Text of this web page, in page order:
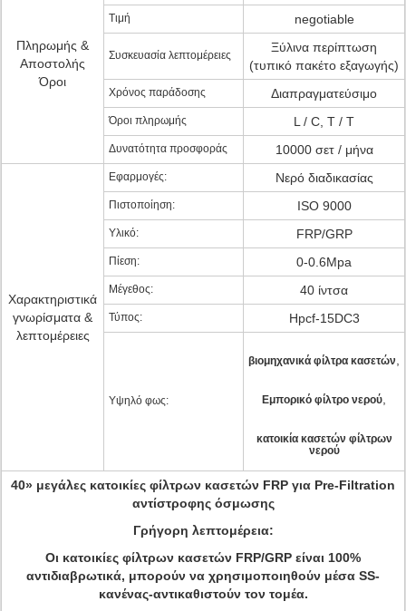
Πληρωμής &
Αποστολής
Όροι
Τιμή negotiable
Συσκευασία λεπτομέρειες
Ξύλινα περίπτωση
(τυπικό πακέτο εξαγωγής)
Χρόνος παράδοσης Διαπραγματεύσιμο
Όροι πληρωμής L / C, T / T
Δυνατότητα προσφοράς 10000 σετ / μήνα
Χαρακτηριστικά
γνωρίσματα &
λεπτομέρειες
Εφαρμογές: Νερό διαδικασίας
Πιστοποίηση: ISO 9000
Υλικό: FRP/GRP
Πίεση: 0-0.6Mpa
Μέγεθος: 40 ίντσα
Τύπος: Hpcf-15DC3
Υψηλό φως:
βιομηχανικά φίλτρα κασετών
Εμπορικό φίλτρο νερού
κατοικία κασετών φίλτρων
νερού
40» μεγάλες κατοικίες φίλτρων κασετών FRP για Pre-Filtration
αντίστροφης όσμωσης
Γρήγορη λεπτομέρεια:
Οι κατοικίες φίλτρων κασετών FRP/GRP είναι 100%
αντιδιαβρωτικά, μπορούν να χρησιμοποιηθούν μέσα SS-
κανένας-αντικαθιστούν τον τομέα.